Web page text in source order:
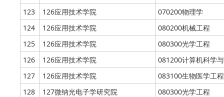
123
126应用技术学院
070200物理学
124
126应用技术学院
080200机械工程
125
126应用技术学院
080300光学工程
126
126应用技术学院
081200计算机科学
127
126应用技术学院
083100生物医学工
128
127微纳光电子学研究院 080300光学工程